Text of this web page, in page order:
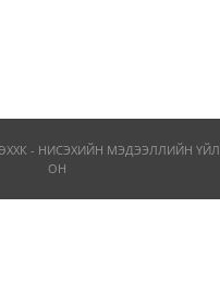
- НИСЭХИЙН МЭДЭЭЛЛИЙН
ОН